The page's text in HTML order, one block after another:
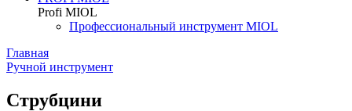
Profi MIOL
Профессиональный инструмент MIOL
Главная
Ручной инструмент
Струбцини